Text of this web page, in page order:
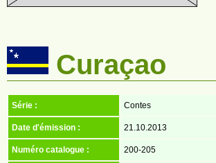
Curaçao
Série : Contes
Date d'émission : 21.10.2013
Numéro catalogue : 200-205